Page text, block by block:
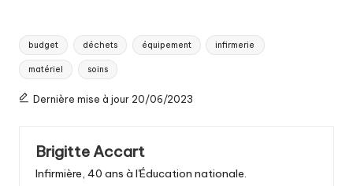
Tags:
budget déchets équipement infirmerie
matériel soins
Dernière mise à jour 20/06/2023
Brigitte Accart
Infirmière, 40 ans à l'Éducation nationale.